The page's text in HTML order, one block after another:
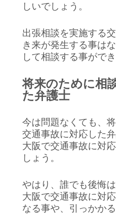
しいでしょう。
出張相談を実施する
き来が発生する事は
して相談する事がで
将来のために相
た弁護士
今は問題なくても、
交通事故に対応した
大阪で交通事故に対
しょう。
やはり、誰でも後悔
大阪で交通事故に対
なる事や、引っかか